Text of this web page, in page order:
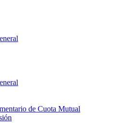
de Cuota Mutual